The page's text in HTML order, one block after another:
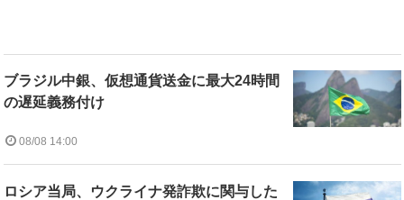
ブラジル中銀、仮想通貨送金に最大24時間
の遅延義務付け
08/08 14:00
ロシア当局、ウクライナ発詐欺に関与した